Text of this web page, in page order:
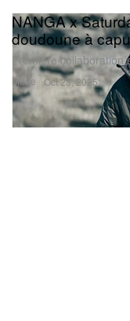
Mode
NANGA x
doudoune à
Première
Oct 23, 2025